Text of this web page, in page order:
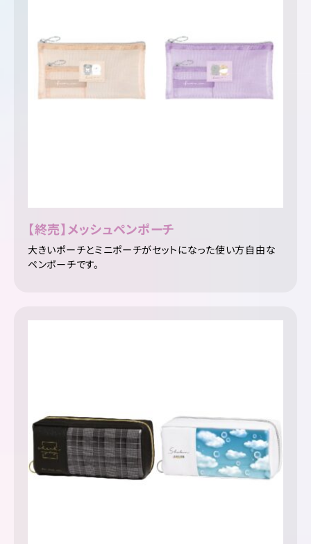
【終売】メッシュペンポーチ
大きいポーチとミニポーチがセットになった使い方自由な
ペンポーチです。